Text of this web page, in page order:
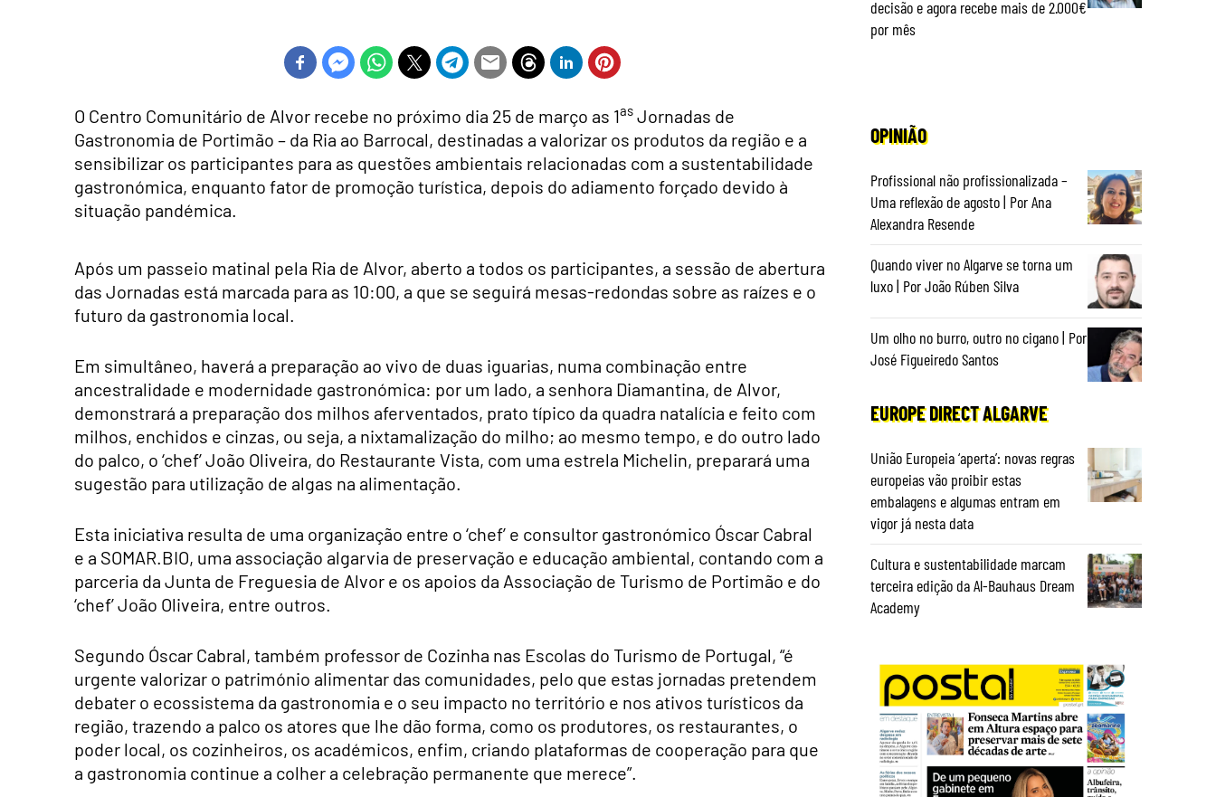
O Centro Comunitário de Alvor recebe no próximo dia 25 de março as 1as Jornadas de
Gastronomia de Portimão – da Ria ao Barrocal, destinadas a valorizar os produtos da região e a
sensibilizar os participantes para as questões ambientais relacionadas com a sustentabilidade
gastronómica, enquanto fator de promoção turística, depois do adiamento forçado devido à
situação pandémica.
Após um passeio matinal pela Ria de Alvor, aberto a todos os participantes, a sessão de abertura
das Jornadas está marcada para as 10:00, a que se seguirá mesas-redondas sobre as raízes e o
futuro da gastronomia local.
Em simultâneo, haverá a preparação ao vivo de duas iguarias, numa combinação entre
ancestralidade e modernidade gastronómica: por um lado, a senhora Diamantina, de Alvor,
demonstrará a preparação dos milhos aferventados, prato típico da quadra natalícia e feito com
milhos, enchidos e cinzas, ou seja, a nixtamalização do milho; ao mesmo tempo, e do outro lado
do palco, o ‘chef’ João Oliveira, do Restaurante Vista, com uma estrela Michelin, preparará uma
sugestão para utilização de algas na alimentação.
Esta iniciativa resulta de uma organização entre o ‘chef’ e consultor gastronómico Óscar Cabral
e a SOMAR.BIO, uma associação algarvia de preservação e educação ambiental, contando com a
parceria da Junta de Freguesia de Alvor e os apoios da Associação de Turismo de Portimão e do
‘chef’ João Oliveira, entre outros.
Segundo Óscar Cabral, também professor de Cozinha nas Escolas do Turismo de Portugal, “é
urgente valorizar o património alimentar das comunidades, pelo que estas jornadas pretendem
debater o ecossistema da gastronomia e o seu impacto no território e nos ativos turísticos da
região, trazendo a palco os atores que lhe dão forma, como os produtores, os restaurantes, o
poder local, os cozinheiros, os académicos, enfim, criando plataformas de cooperação para que
a gastronomia continue a colher a celebração permanente que merece”.
decisão e agora recebe mais de 2.000€
por mês
OPINIÃO
Profissional não profissionalizada –
Uma reflexão de agosto | Por Ana
Alexandra Resende
Quando viver no Algarve se torna um
luxo | Por João Rúben Silva
Um olho no burro, outro no cigano | Por
José Figueiredo Santos
EUROPE DIRECT ALGARVE
União Europeia ‘aperta’: novas regras
europeias vão proibir estas
embalagens e algumas entram em
vigor já nesta data
Cultura e sustentabilidade marcam
terceira edição da Al-Bauhaus Dream
Academy